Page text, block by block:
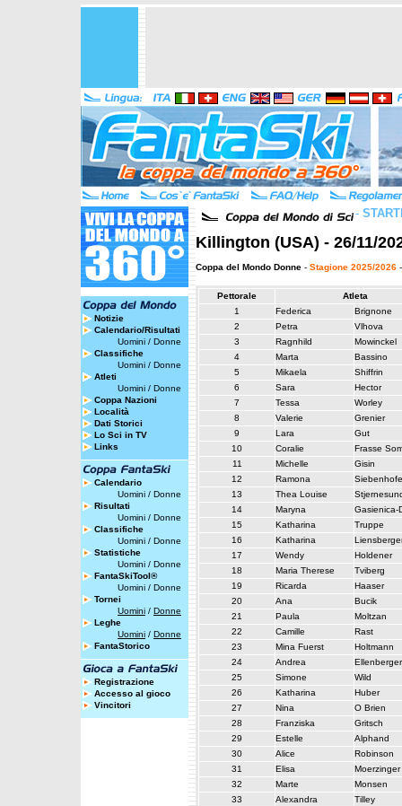
Notizie
Calendario/Risultati
Uomini / Donne
Classifiche
Uomini / Donne
Atleti
Uomini / Donne
Coppa Nazioni
Località
Dati Storici
Lo Sci in TV
Links
Calendario
Uomini / Donne
Risultati
Uomini / Donne
Classifiche
Uomini / Donne
Statistiche
Uomini / Donne
FantaSkiTool®
Uomini / Donne
Tornei
Uomini / Donne
Leghe
Uomini / Donne
FantaStorico
Registrazione
Accesso al gioco
Vincitori
-
Killington (USA) - 26/11/
Coppa del Mondo Donne - Stagione 2025/2026
Pettorale
Atleta
1
Federica
Brignone
2
Petra
Vlhova
3
Ragnhild
Mowinckel
4
Marta
Bassino
5
Mikaela
Shiffrin
6
Sara
Hector
7
Tessa
Worley
8
Valerie
Grenier
9
Lara
Gut
10
Coralie
Frasse
11
Michelle
Gisin
12
Ramona
13
Thea Louise
14
Maryna
Gasienica-
15
Katharina
Truppe
16
Katharina
17
Wendy
Holdener
18
Maria Therese
Tviberg
19
Ricarda
Haaser
20
Ana
Bucik
21
Paula
Moltzan
22
Camille
Rast
23
Mina Fuerst
Holtmann
24
Andrea
Ellenberger
25
Simone
Wild
26
Katharina
Huber
27
Nina
O Brien
28
Franziska
Gritsch
29
Estelle
Alphand
30
Alice
Robinson
31
Elisa
Moerzinger
32
Marte
Monsen
33
Alexandra
Tilley